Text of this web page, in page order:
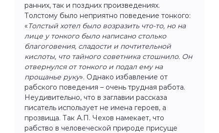
ранних, так и поздних произведениях.
Толстому было неприятно поведение тонкого:
«Толстый хотел было возразить что-то, но на
лице у тонкого было написано столько
благоговения, сладости и почтительной
кислоты, что тайного советника стошнило. Он
отвернулся от тонкого и подал ему на
прощанье руку». Однако избавление от
рабского поведения – очень трудная работа.
Неудивительно, что в заглавии рассказа
писатель использует не имена героев, а
прозвища. Так А.П. Чехов намекает, что
рабство в человеческой природе присуще